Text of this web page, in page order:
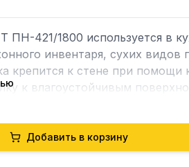
ПН-421/1800 используется в
инвентаря, сухих видов
крепится к стене при помощи
к влагоустойчивым
Добавить в корзину